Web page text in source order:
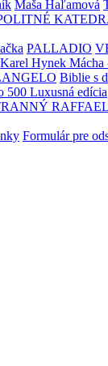
Maša Haľamová
PALLADIO
Karel Hynek Mácha
Biblie s
500 Luxusná edícia
Formulár pre